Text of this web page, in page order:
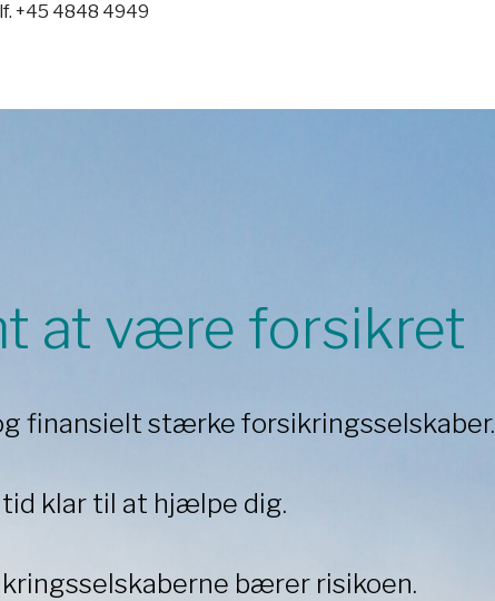
+45 4848 4949
at være forsikret
finansielt stærke forsikringsselskaber.
klar til at hjælpe dig.
bærer risikoen.